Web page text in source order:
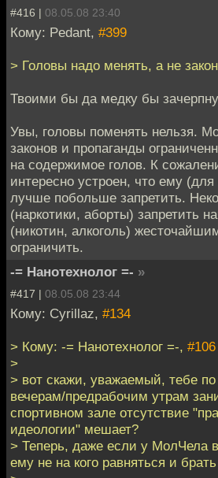
#416 | 08.05.08 23:40
Кому: Pedant, #399
> Головы надо менять, а не
Твоими бы да медку бы
Увы, головы поменять нельзя.
законов и пропаганды
на содержимое голов. К
интересно устроен, что ему (для
лучше побольше запретить.
(наркотики, аборты) запретить
(никотин, алкоголь)
ограничить.
-= Нанотехнолог =- »
#417 | 08.05.08 23:44
Кому: Cyrillaz, #134
> Кому: -= Нанотехнолог =-, #106
>
> вот скажи, уважаемый, тебе
вечерам/предрабочим утрам
спортивном зале отсутствие
идеологии" мешает?
> Теперь, даже если у МолЧела в
ему не на кого равняться и